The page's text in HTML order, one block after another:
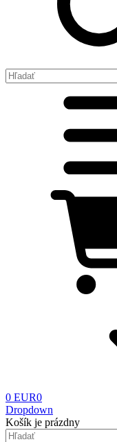
0 EUR0
Dropdown
Košík je prázdny